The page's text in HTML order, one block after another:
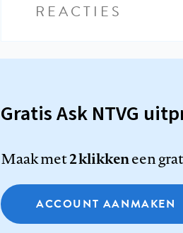
REACTIES
Gratis Ask NTVG
Maak met2 klikkeneen
ACCOUNT AANMAKEN